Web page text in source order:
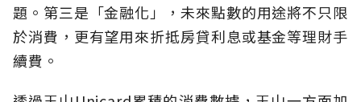
題。第三是「金融化」，未來點數的用途將不只限
於消費，更有望用來折抵房貸利息或基金等理財手
續費。